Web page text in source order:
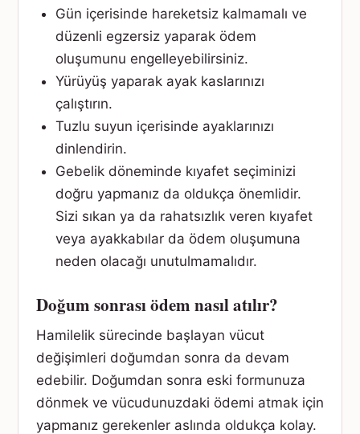
Gün içerisinde hareketsiz kalmamalı ve
düzenli egzersiz yaparak ödem
oluşumunu engelleyebilirsiniz.
Yürüyüş yaparak ayak kaslarınızı
çalıştırın.
Tuzlu suyun içerisinde ayaklarınızı
dinlendirin.
Gebelik döneminde kıyafet seçiminizi
doğru yapmanız da oldukça önemlidir.
Sizi sıkan ya da rahatsızlık veren kıyafet
veya ayakkabılar da ödem oluşumuna
neden olacağı unutulmamalıdır.
Doğum sonrası ödem nasıl atılır?
Hamilelik sürecinde başlayan vücut
değişimleri doğumdan sonra da devam
edebilir. Doğumdan sonra eski formunuza
dönmek ve vücudunuzdaki ödemi atmak için
yapmanız gerekenler aslında oldukça kolay.